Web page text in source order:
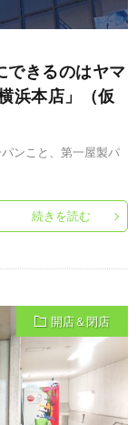
できるのはヤマ
浜本店」（仮
ンこと、第一屋製パ
続きを読む
開店＆閉店